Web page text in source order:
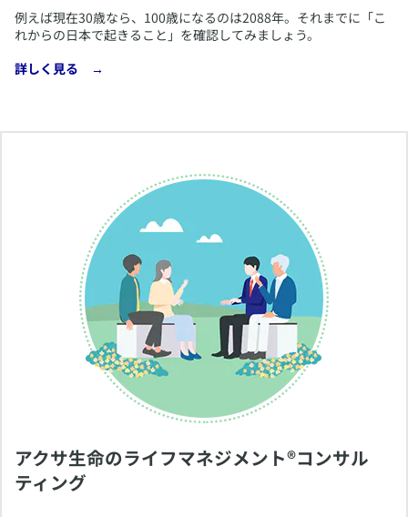
例えば現在30歳なら、100歳になるのは2088年。それまでに「こ
れからの日本で起きること」を確認してみましょう。
​詳しく見る →
アクサ生命のライフマネジメント®コンサル
ティング